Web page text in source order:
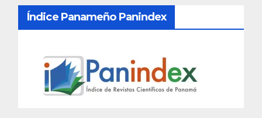
Índice Panameño Panindex